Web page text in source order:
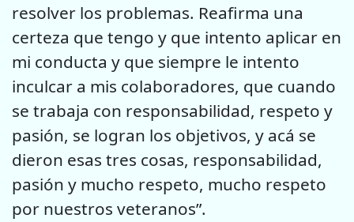
resolver los problemas. Reafirma una
certeza que tengo y que intento aplicar en
mi conducta y que siempre le intento
inculcar a mis colaboradores, que cuando
se trabaja con responsabilidad, respeto y
pasión, se logran los objetivos, y acá se
dieron esas tres cosas, responsabilidad,
pasión y mucho respeto, mucho respeto
por nuestros veteranos”.